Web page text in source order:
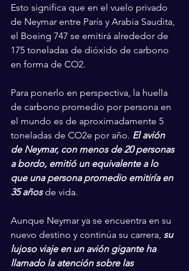
Esto significa que en el vuelo privado
de Neymar entre París y Arabia Saudita,
el Boeing 747 se emitirá alrededor de
175 toneladas de dióxido de carbono
en forma de CO2.
Para ponerlo en perspectiva, la huella
de carbono promedio por persona en
el mundo es de aproximadamente 5
toneladas de CO2e por año. El avión
de Neymar, con menos de 20 personas
a bordo, emitió un equivalente a lo
que una persona promedio emitiría en
35 años de vida.
Aunque Neymar ya se encuentra en su
nuevo destino y continúa su carrera, su
lujoso viaje en un avión gigante ha
llamado la atención sobre las